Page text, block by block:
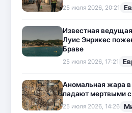
25 июля 2026, 20:21
Известная
Луис Энрикес
Браве
25 июля 2026, 17:21
Аномальная жара
падают мертвыми с
25 июля 2026, 14:26